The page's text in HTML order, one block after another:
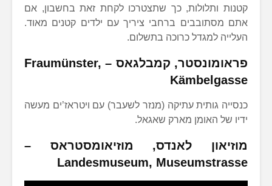
קטנות ותלולות, כך שתצטרכו לקחת זאת בחשבון, אם
אתם מסתובבים ברחבי ציריך עם ילדים קטנים מאוד.
העלייה למגדל כרוכה בתשלום.
פראומונסטר,
קמבלגאס – Fraumünster,
Kämbelgasse
כנסייה גותית עתיקה (מנזר לשעבר) עם ויטראז’ים מעשה
ידיו של האומן מארק שאגאל.
מוזיאון לאנדס, מוזיאומסטראס –
Landesmuseum, Museumstrasse